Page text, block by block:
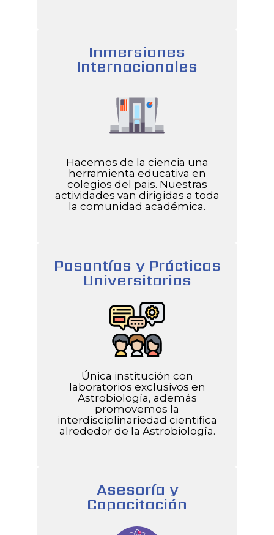
Inmersiones
Internacionales
Hacemos de la ciencia una
herramienta educativa en
colegios del pais. Nuestras
actividades van dirigidas a toda
la comunidad académica.
Pasantías y Prácticas
Universitarias
Única institución con
laboratorios exclusivos en
Astrobiología, además
promovemos la
interdisciplinariedad cientifica
alrededor de la Astrobiología.
Asesoría y
Capacitación